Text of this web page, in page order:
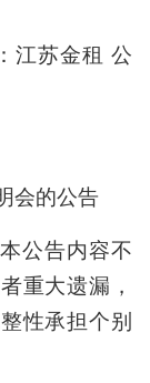
江苏金租 公
会的公告
公告内容不
重大遗漏，
性承担个别